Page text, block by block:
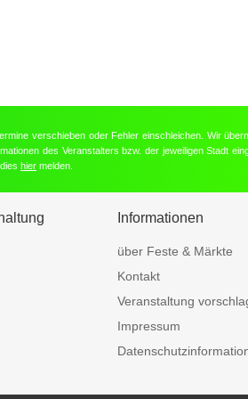
verschieben oder Fehler einschleichen. Wir
des Veranstalters bzw. der jeweiligen Stadt
hier melden.
Informationen
über Feste & Märkte
Kontakt
Veranstaltung
Impressum